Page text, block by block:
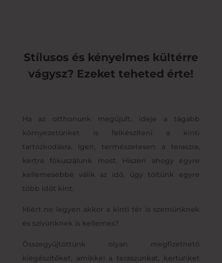
Stílusos és kényelmes kültérre
vágysz? Ezeket teheted érte!
Ha az otthonunk megújult, ideje a tágabb
környezetünket is felkészíteni a kinti
tartózkodásra. Igen, természetesen a teraszra,
kertre fókuszálunk most. Hiszen ahogy egyre
kellemesebbé válik az idő, úgy töltünk egyre
több időt kint.
Miért ne legyen akkor a kinti tér is szemünknek
és szívünknek is kellemes?
Összegyűjtöttünk olyan megfizethető
kiegészítőket, amikkel a teraszunkat, kertünket